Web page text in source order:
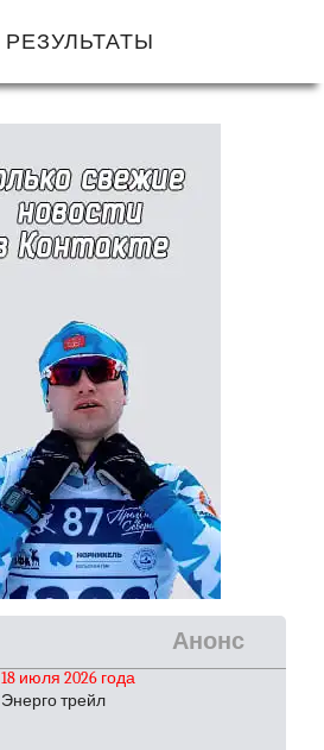
РЕЗУЛЬТАТЫ
Анонс
18 июля 2026 года
Энерго трейл